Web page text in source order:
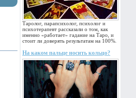
Таролог, парапсихолог, психолог и
психотерапевт рассказали о том, как
именно «работает» гадание на Таро, и
стоит ли доверять результатам на 100%.
На каком пальце носить кольцо?